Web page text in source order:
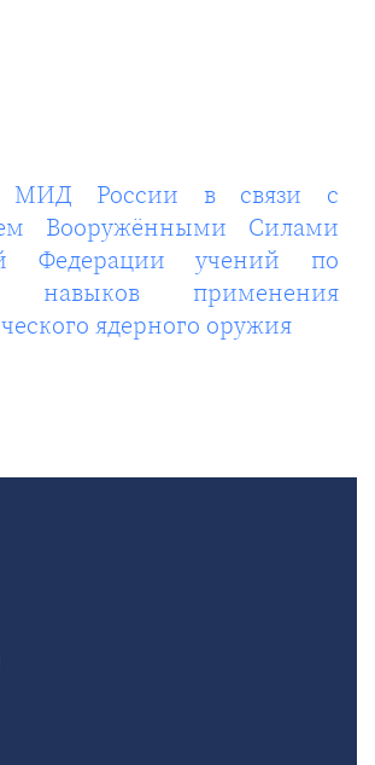
МИД России в связи с
Вооружёнными Силами
Федерации учений по
навыков применения
ядерного оружия